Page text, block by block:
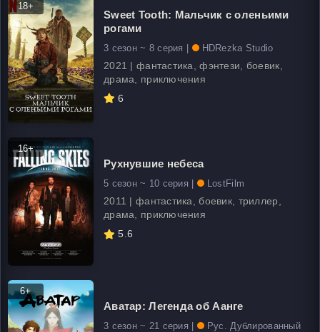
18+
Sweet Tooth: Мальчик с оленьими
рогами
3 сезон ~ 8 серия | HDRezka Studio
2021 | фантастика, фэнтези, боевик,
драма, приключения
6
16+
Рухнувшие небеса
5 сезон ~ 10 серия | LostFilm
2011 | фантастика, боевик, триллер,
драма, приключения
5.6
6+
Аватар: Легенда об Аанге
3 сезон ~ 21 серия | Рус. Дублированный